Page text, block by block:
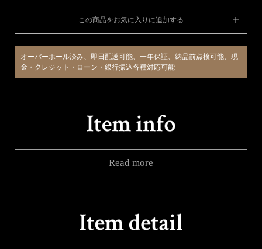
この商品をお気に入りに追加する
オーバーホール済み、即日配送可能、一年保証、納品前点検可能、現
金・クレジット・ローン・銀行振込各種対応可能
Read more